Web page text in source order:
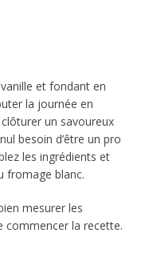
et fondant en
la journée en
un savoureux
besoin d’être un pro
les ingrédients et
fromage blanc.
mesurer les
commencer la recette.